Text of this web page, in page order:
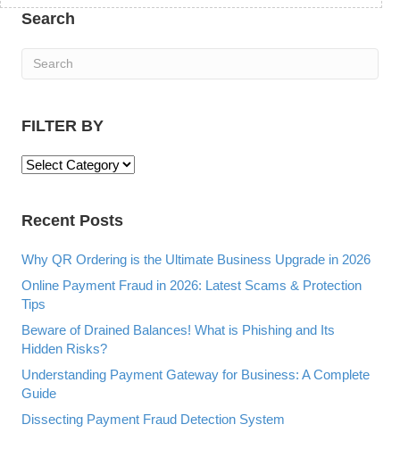
Search
FILTER BY
F
T
R
B
Y
Recent Posts
Why QR Ordering is the Ultimate Business Upgrade in 2026
Online Payment Fraud in 2026: Latest Scams & Protection
Tips
Beware of Drained Balances! What is Phishing and Its
Hidden Risks?
Understanding Payment Gateway for Business: A Complete
Guide
Dissecting Payment Fraud Detection System